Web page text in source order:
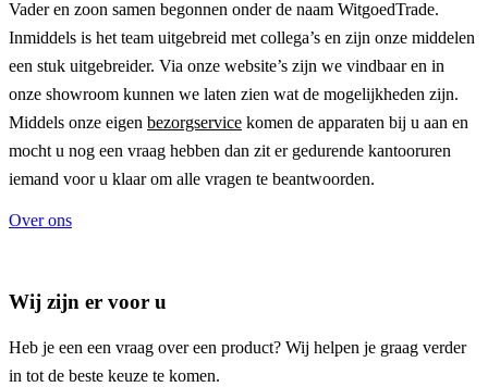
Vader en zoon samen begonnen onder de naam WitgoedTrade.
Inmiddels is het team uitgebreid met collega’s en zijn onze middelen
een stuk uitgebreider. Via onze website’s zijn we vindbaar en in
onze showroom kunnen we laten zien wat de mogelijkheden zijn.
Middels onze eigen bezorgservice komen de apparaten bij u aan en
mocht u nog een vraag hebben dan zit er gedurende kantooruren
iemand voor u klaar om alle vragen te beantwoorden.
Over ons
Wij zijn er voor u
Heb je een een vraag over een product? Wij helpen je graag verder
in tot de beste keuze te komen.